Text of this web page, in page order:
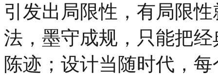
引发出局限性，有局限
法，墨守成规，只能把
陈迹；设计当随时代，